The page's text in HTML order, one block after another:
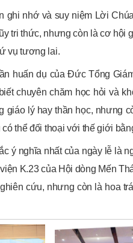
nhớ và suy niệm Lời
tri thức, nhưng còn là cơ
vụ tương lai.
huấn dụ của Đức Tổng
chuyên chăm học hỏi và
giáo lý hay thần học, nhưng
thể đối thoại với thế giới
ý nghĩa nhất của ngày lễ là
viện K.23 của Hội dòng Mến
cứu, nhưng còn là hoa